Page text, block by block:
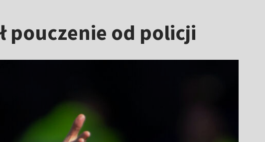
pouczenie od policji